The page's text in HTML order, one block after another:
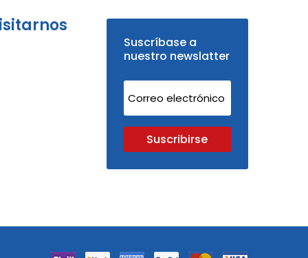
Suscríbase a
nuestro newslatter
Suscribirse